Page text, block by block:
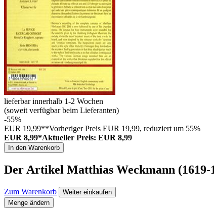
lieferbar innerhalb 1-2 Wochen
(soweit verfügbar beim Lieferanten)
-55%
EUR 19,99**Vorheriger Preis EUR 19,99, reduziert um 55%
EUR 8,99*Aktueller Preis: EUR 8,99
In den Warenkorb
Der Artikel Matthias Weckmann
Zum Warenkorb
Weiter einkaufen
Menge ändern